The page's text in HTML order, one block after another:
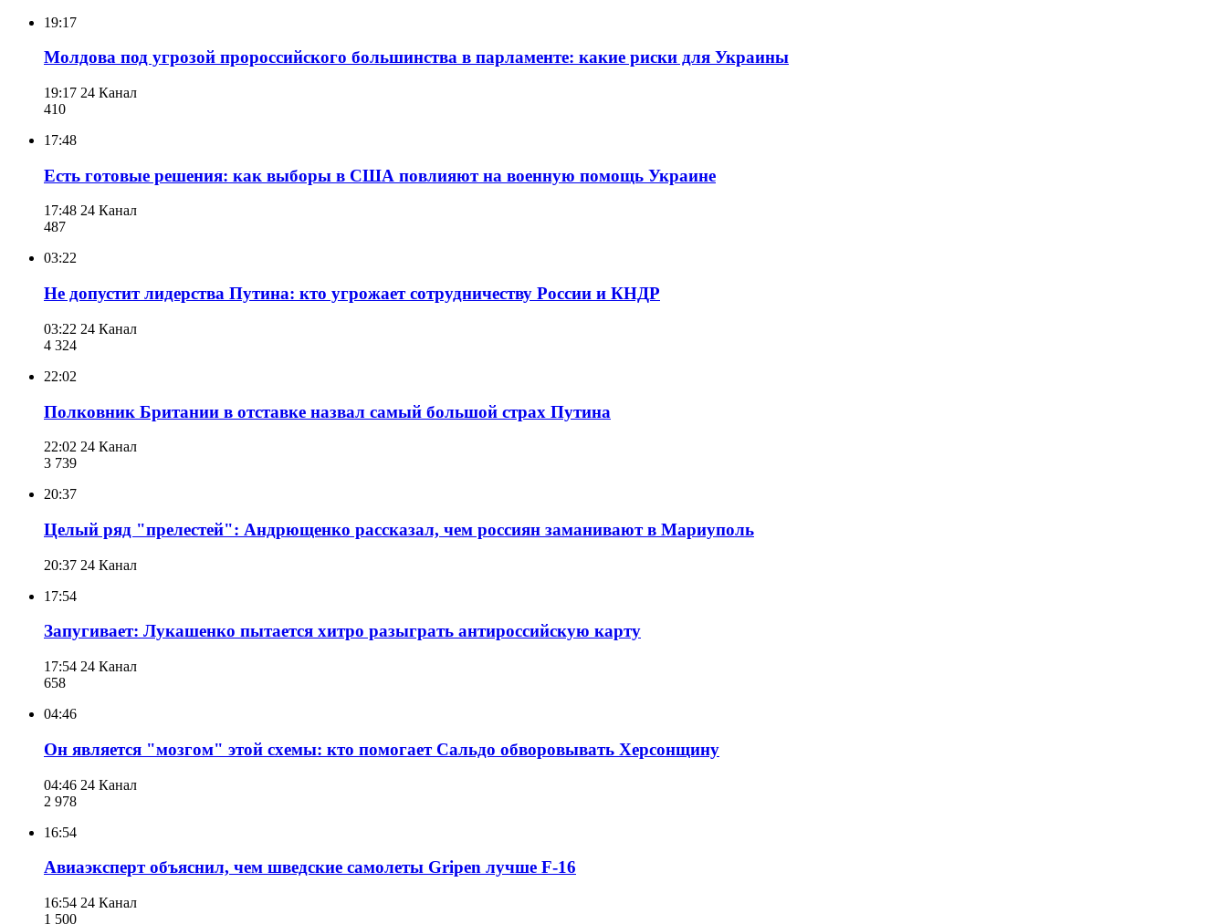
19:17
Молдова под угрозой пророссийского большинства в парламенте: какие риски для Украины
19:17 24 Канал
410
17:48
Есть готовые решения: как выборы в США повлияют на военную помощь Украине
17:48 24 Канал
487
03:22
Не допустит лидерства Путина: кто угрожает сотрудничеству России и КНДР
03:22 24 Канал
4 324
22:02
Полковник Британии в отставке назвал самый большой страх Путина
22:02 24 Канал
3 739
20:37
Целый ряд "прелестей": Андрющенко рассказал, чем россиян заманивают в Мариуполь
20:37 24 Канал
17:54
Запугивает: Лукашенко пытается хитро разыграть антироссийскую карту
17:54 24 Канал
658
04:46
Он является "мозгом" этой схемы: кто помогает Сальдо обворовывать Херсонщину
04:46 24 Канал
2 978
16:54
Авиаэксперт объяснил, чем шведские самолеты Gripen лучше F-16
16:54 24 Канал
1 500